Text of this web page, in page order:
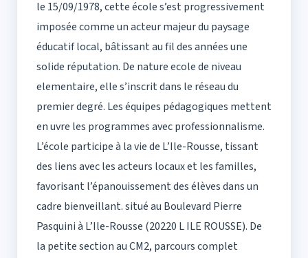
le 15/09/1978, cette école s’est progressivement
imposée comme un acteur majeur du paysage
éducatif local, bâtissant au fil des années une
solide réputation. De nature ecole de niveau
elementaire, elle s’inscrit dans le réseau du
premier degré. Les équipes pédagogiques mettent
en uvre les programmes avec professionnalisme.
L’école participe à la vie de L’Ile-Rousse, tissant
des liens avec les acteurs locaux et les familles,
favorisant l’épanouissement des élèves dans un
cadre bienveillant. situé au Boulevard Pierre
Pasquini à L’Ile-Rousse (20220 L ILE ROUSSE). De
la petite section au CM2, parcours complet